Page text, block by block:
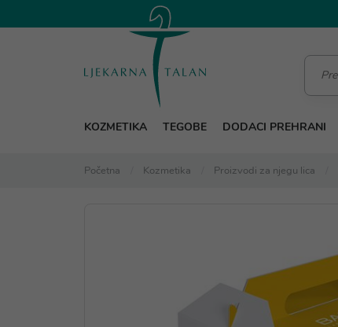
KOZMETIKA TEGOBE DODACI PREHRANI
Početna Kozmetika Proizvodi za njegu lica